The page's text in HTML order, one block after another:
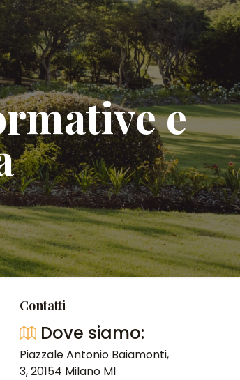
e
Contatti
Dove siamo:
Piazzale Antonio Baiamonti,
3, 20154 Milano MI